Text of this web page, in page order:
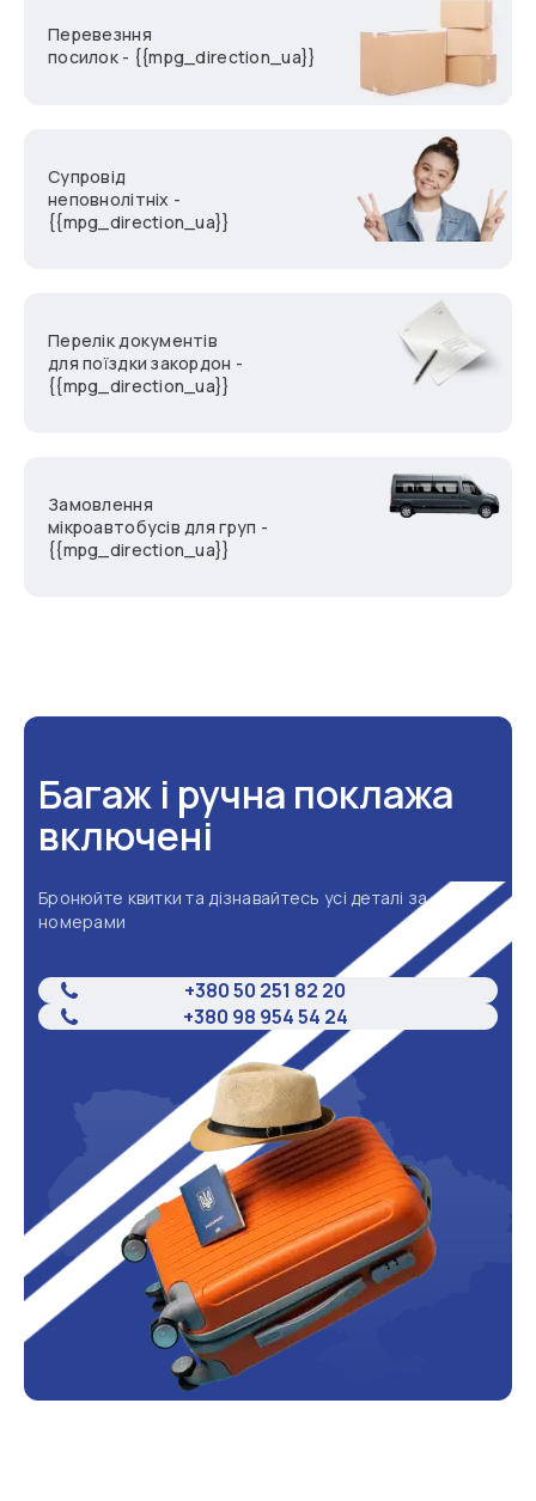
Перевезння
посилок - {{mpg_direction_ua}}
Супровід
неповнолітніх -
{{mpg_direction_ua}}
Перелік документів
для поїздки закордон -
{{mpg_direction_ua}}
Замовлення
мікроавтобусів для груп -
{{mpg_direction_ua}}
Багаж і ручна поклажа
включені
Бронюйте квитки та дізнавайтесь усі деталі за
номерами
+380 50 251 82 20
+380 98 954 54 24